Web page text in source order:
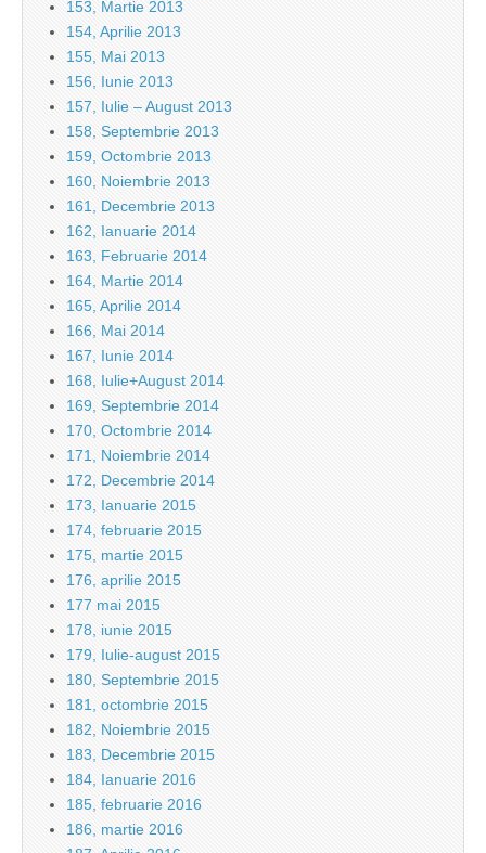
153, Martie 2013
154, Aprilie 2013
155, Mai 2013
156, Iunie 2013
157, Iulie – August 2013
158, Septembrie 2013
159, Octombrie 2013
160, Noiembrie 2013
161, Decembrie 2013
162, Ianuarie 2014
163, Februarie 2014
164, Martie 2014
165, Aprilie 2014
166, Mai 2014
167, Iunie 2014
168, Iulie+August 2014
169, Septembrie 2014
170, Octombrie 2014
171, Noiembrie 2014
172, Decembrie 2014
173, Ianuarie 2015
174, februarie 2015
175, martie 2015
176, aprilie 2015
177 mai 2015
178, iunie 2015
179, Iulie-august 2015
180, Septembrie 2015
181, octombrie 2015
182, Noiembrie 2015
183, Decembrie 2015
184, Ianuarie 2016
185, februarie 2016
186, martie 2016